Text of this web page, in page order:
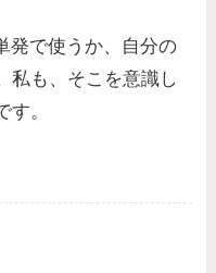
発で使うか、自分の
私も、そこを意識し
。